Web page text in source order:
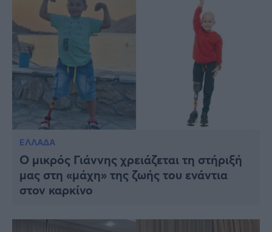
ΕΛΛΑΔΑ
Ο μικρός Γιάννης χρειάζεται τη στήριξή
μας στη «μάχη» της ζωής του ενάντια
στον καρκίνο